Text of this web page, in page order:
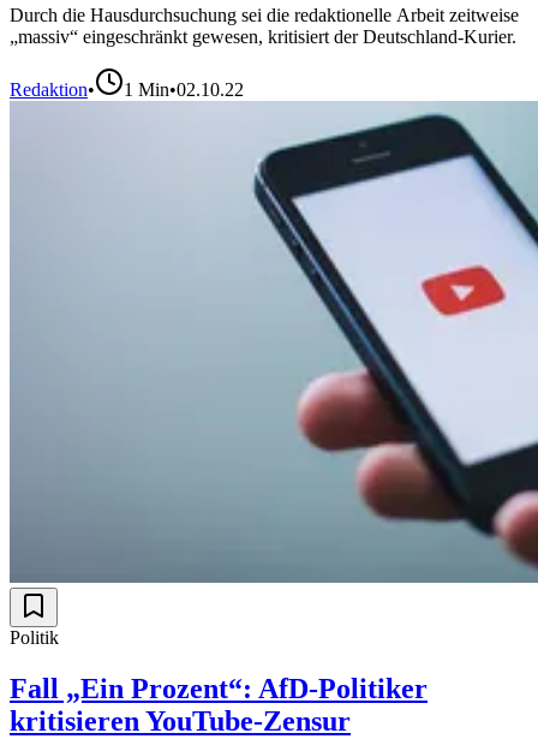
Durch die Hausdurchsuchung sei die redaktionelle Arbeit zeitweise
„massiv“ eingeschränkt gewesen, kritisiert der Deutschland-Kurier.
Redaktion• 1 Min•02.10.22
Politik
Fall „Ein Prozent“: AfD-Politiker
kritisieren YouTube-Zensur